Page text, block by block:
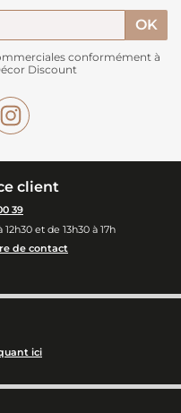
conformément à
Discount
client
39
et de 13h30 à 17h
de contact
ici